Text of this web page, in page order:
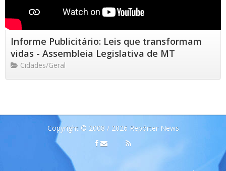
Informe Publicitário: Leis que transformam
vidas - Assembleia Legislativa de MT
Cidades/Geral
Copyright © 2008 / 2026 Repórter News